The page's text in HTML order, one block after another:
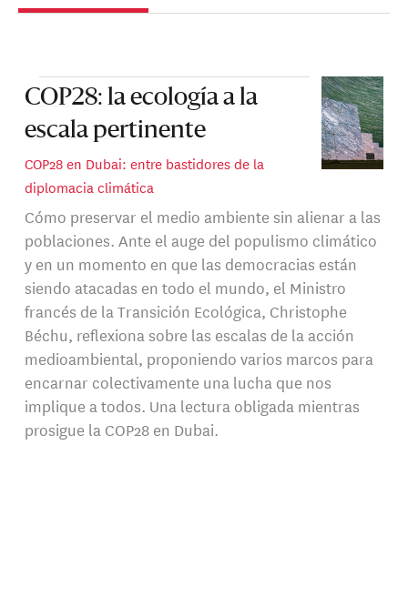
COP28: la ecología a la
escala pertinente
COP28 en Dubai: entre bastidores de la
diplomacia climática
Cómo preservar el medio ambiente sin alienar a las
poblaciones. Ante el auge del populismo climático
y en un momento en que las democracias están
siendo atacadas en todo el mundo, el Ministro
francés de la Transición Ecológica, Christophe
Béchu, reflexiona sobre las escalas de la acción
medioambiental, proponiendo varios marcos para
encarnar colectivamente una lucha que nos
implique a todos. Una lectura obligada mientras
prosigue la COP28 en Dubai.